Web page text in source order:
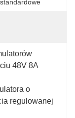
48V 8A
o
regulowanej